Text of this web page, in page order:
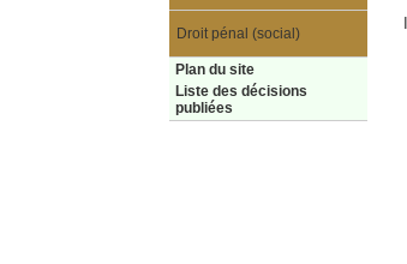
Droit pénal (social)
Plan du site
Liste des décisions
publiées